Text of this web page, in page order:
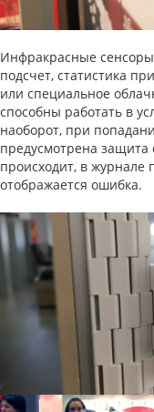
Инфракрасные
подсчет, статистика
или специальное
способны работать в
наоборот, при
предусмотрена защита
происходит, в журнале
отображается ошибка.